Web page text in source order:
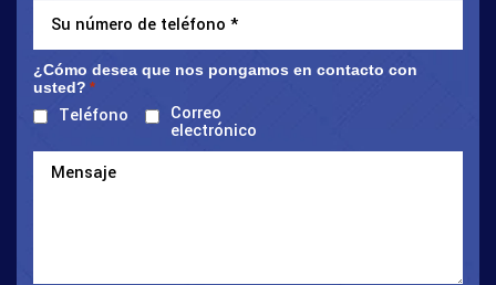
¿Cómo desea que nos pongamos en contacto con
usted? *
Teléfono Correo
electrónico